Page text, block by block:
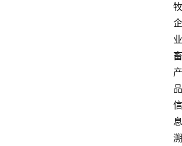
牧
企
业
畜
产
品
信
息
溯